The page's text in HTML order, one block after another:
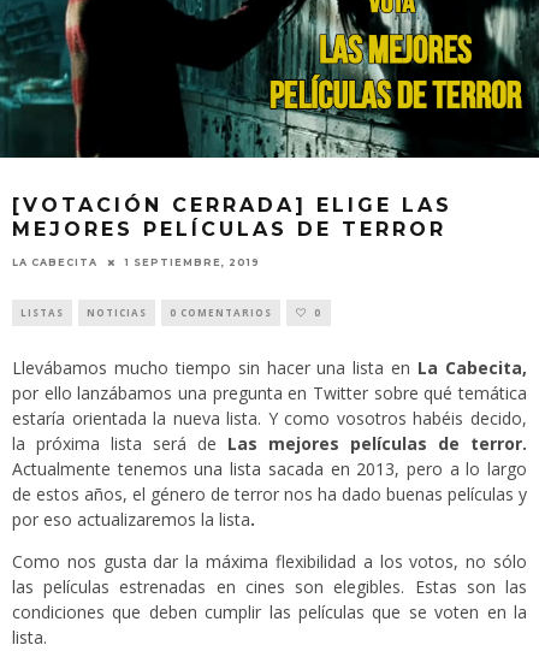
[VOTACIÓN CERRADA] ELIGE LAS
MEJORES PELÍCULAS DE TERROR
LA CABECITA 1 SEPTIEMBRE, 2019
LISTAS NOTICIAS 0 COMENTARIOS 0
Llevábamos mucho tiempo sin hacer una lista en La Cabecita,
por ello lanzábamos una pregunta en Twitter sobre qué temática
estaría orientada la nueva lista. Y como vosotros habéis decido,
la próxima lista será de Las mejores películas de terror.
Actualmente tenemosuna lista sacada en 2013, pero a lo largo
de estos años, el género de terror nos ha dado buenas películas y
por eso actualizaremos la lista.
Como nos gusta dar la máxima flexibilidad a los votos, no sólo
las películas estrenadas en cines son elegibles. Estas son las
condiciones que deben cumplir las películas que se voten en la
lista.